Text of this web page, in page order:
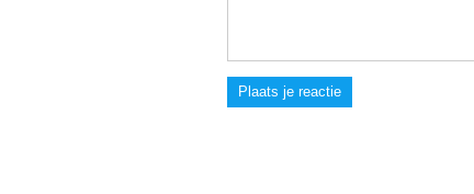
Plaats je reactie